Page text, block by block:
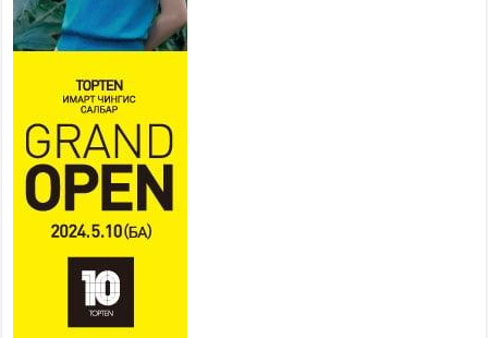
Тусгай замын автобус /BRT/ төслийн удирдах
хорооны ээлжит хуралдаан боллоо
Ерөнхий сайд Н.Учрал БНХАУ-аас Монгол Улсад
суугаа Элчин сайд Шэнь Миньжюанийг хүлээн
авч уулзав
2026 оны 7 сар 21 / 16 цаг 39 минут
БҮГД НАЙРАМДАХ ТАЖИКИСТАН УЛСТАЙ
ЭДИЙН ЗАСГИЙН ХАМТЫН АЖИЛЛАГААГ
ӨРГӨЖҮҮЛНЭ
2026 оны 7 сар 21 / 16 цаг 34 минут
26,992 суралцагч хотхоны бага сургуульд, 8100
суралцагч төрөлжсөн ахлах сургуульд
суралцана